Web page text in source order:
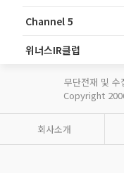
Channel 5
위너스IR클럽
무단전재 및 수
Copyright
회사소개